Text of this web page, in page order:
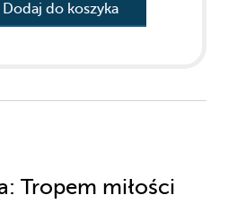
Dodaj do koszyka
: Tropem miłości